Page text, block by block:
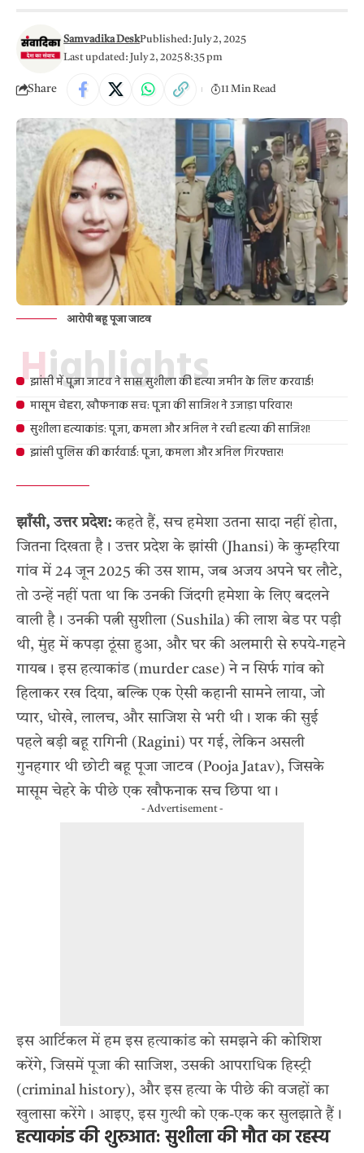
Last updated: July 2, 2025 8:35 pm
Samvadika DeskPublished: July 2, 2025
Share 11 Min Read
आरोपी बहू पूजा जाटव
Highlights
झांसी में पूजा जाटव ने सास सुशीला की हत्या जमीन के लिए करवाई!
मासूम चेहरा, खौफनाक सच: पूजा की साजिश ने उजाड़ा परिवार!
सुशीला हत्याकांड: पूजा, कमला और अनिल ने रची हत्या की साजिश!
झांसी पुलिस की कार्रवाई: पूजा, कमला और अनिल गिरफ्तार!
झाँसी, उत्तर प्रदेश: कहते हैं, सच हमेशा उतना सादा नहीं होता,
जितना दिखता है। उत्तर प्रदेश के झांसी (Jhansi) के कुम्हरिया
गांव में 24 जून 2025 की उस शाम, जब अजय अपने घर लौटे,
तो उन्हें नहीं पता था कि उनकी जिंदगी हमेशा के लिए बदलने
वाली है। उनकी पत्नी सुशीला (Sushila) की लाश बेड पर पड़ी
थी, मुंह में कपड़ा ठूंसा हुआ, और घर की अलमारी से रुपये-गहने
गायब। इस हत्याकांड (murder case) ने न सिर्फ गांव को
हिलाकर रख दिया, बल्कि एक ऐसी कहानी सामने लाया, जो
प्यार, धोखे, लालच, और साजिश से भरी थी। शक की सुई
पहले बड़ी बहू रागिनी (Ragini) पर गई, लेकिन असली
गुनहगार थी छोटी बहू पूजा जाटव (Pooja Jatav), जिसके
मासूम चेहरे के पीछे एक खौफनाक सच छिपा था।
- Advertisement -
इस आर्टिकल में हम इस हत्याकांड को समझने की कोशिश
करेंगे, जिसमें पूजा की साजिश, उसकी आपराधिक हिस्ट्री
(criminal history), और इस हत्या के पीछे की वजहों का
खुलासा करेंगे। आइए, इस गुत्थी को एक-एक कर सुलझाते हैं।
हत्याकांड की शुरुआत: सुशीला की मौत का रहस्य